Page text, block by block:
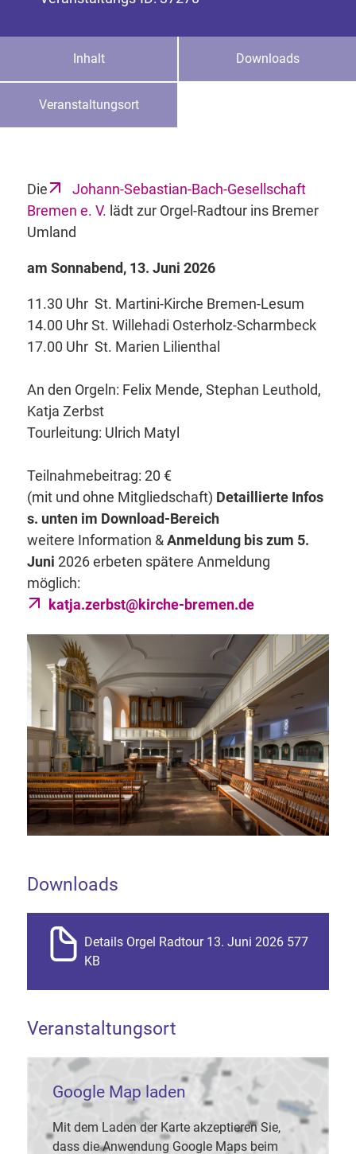
Inhalt Downloads
Veranstaltungsort
Die
Johann-Sebastian-Bach-Gesellschaft
Bremen e. V. lädt zur Orgel-Radtour ins Bremer
Umland
am Sonnabend, 13. Juni 2026
11.30 Uhr St. Martini-Kirche Bremen-Lesum
14.00 Uhr St. Willehadi Osterholz-Scharmbeck
17.00 Uhr St. Marien Lilienthal
An den Orgeln: Felix Mende, Stephan Leuthold,
Katja Zerbst
Tourleitung: Ulrich Matyl
Teilnahmebeitrag: 20 €
(mit und ohne Mitgliedschaft) Detaillierte Infos
s. unten im Download-Bereich
weitere Information &Anmeldung bis zum 5.
Juni 2026 erbeten spätere Anmeldung
möglich:
katja.zerbst@kirche-bremen.de
Downloads
Details Orgel Radtour 13. Juni 2026 577
KB
Veranstaltungsort
Google Map laden
Mit dem Laden der Karte akzeptieren Sie,
dass die Anwendung Google Maps beim